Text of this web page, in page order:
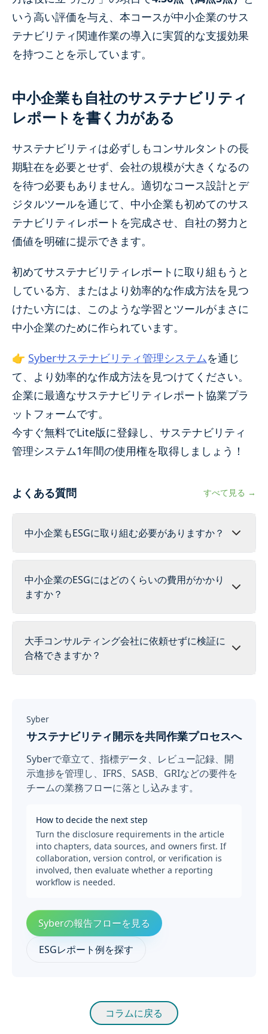
いう高い評価を与え、本コースが中小企業のサス
テナビリティ関連作業の導入に実質的な支援効果
を持つことを示しています。
中小企業も自社のサステナビリティ
レポートを書く力がある
サステナビリティは必ずしもコンサルタントの長
期駐在を必要とせず、会社の規模が大きくなるの
を待つ必要もありません。適切なコース設計とデ
ジタルツールを通じて、中小企業も初めてのサス
テナビリティレポートを完成させ、自社の努力と
価値を明確に提示できます。
初めてサステナビリティレポートに取り組もうと
している方、またはより効率的な作成方法を見つ
けたい方には、このような学習とツールがまさに
中小企業のために作られています。
👉 Syberサステナビリティ管理システムを通じ
て、より効率的な作成方法を見つけてください。
企業に最適なサステナビリティレポート協業プラ
ットフォームです。
今すぐ無料でLite版に登録し、サステナビリティ
管理システム1年間の使用権を取得しましょう！
よくある質問 すべて見る →
中小企業もESGに取り組む必要がありますか？
中小企業のESGにはどのくらいの費用がかかり
ますか？
大手コンサルティング会社に依頼せずに検証に
合格できますか？
Syber
サステナビリティ開示を共同作業プロセスへ
Syberで章立て、指標データ、レビュー記録、開
示進捗を管理し、IFRS、SASB、GRIなどの要件を
チームの業務フローに落とし込みます。
How to decide the next step
Turn the disclosure requirements in the article
into chapters, data sources, and owners first. If
collaboration, version control, or verification is
involved, then evaluate whether a reporting
workflow is needed.
Syberの報告フローを見る
ESGレポート例を探す
コラムに戻る